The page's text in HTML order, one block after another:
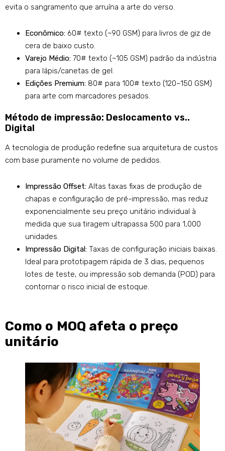
evita o sangramento que arruína a arte do verso.
Econômico: 60# texto (~90 GSM) para livros de giz de
cera de baixo custo.
Varejo Médio: 70# texto (~105 GSM) padrão da indústria
para lápis/canetas de gel.
Edições Premium: 80# para 100# texto (120–150 GSM)
para arte com marcadores pesados.
Método de impressão: Deslocamento vs..
Digital
A tecnologia de produção redefine sua arquitetura de custos
com base puramente no volume de pedidos.
Impressão Offset: Altas taxas fixas de produção de
chapas e configuração de pré-impressão, mas reduz
exponencialmente seu preço unitário individual à
medida que sua tiragem ultrapassa 500 para 1,000
unidades.
Impressão Digital: Taxas de configuração iniciais baixas.
Ideal para prototipagem rápida de 3 dias, pequenos
lotes de teste, ou impressão sob demanda (POD) para
contornar o risco inicial de estoque.
Como o MOQ afeta o preço
unitário